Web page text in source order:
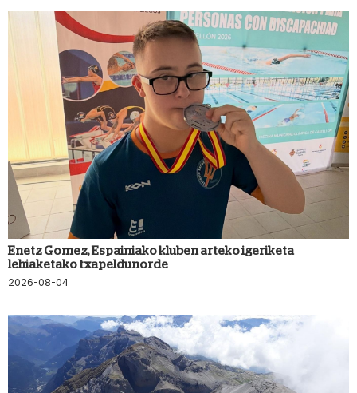
Enetz Gomez, Espainiako kluben arteko igeriketa
lehiaketako txapeldunorde
2026-08-04